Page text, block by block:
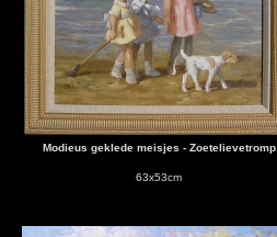
Modieus geklede meisjes - Zoetelievetromp
63x53cm